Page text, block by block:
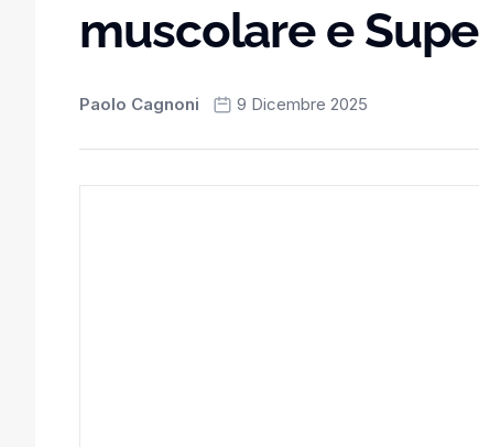
muscolare e
Paolo Cagnoni 9 Dicembre 2025